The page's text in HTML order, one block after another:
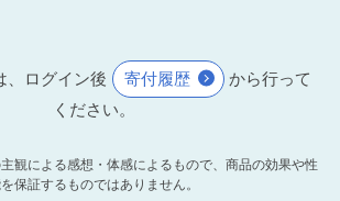
、ログイン後 寄付履歴
から行って
ください。
観による感想・体感によるもので、商品の効果や性
保証するものではありません。